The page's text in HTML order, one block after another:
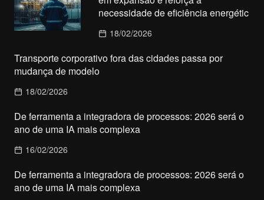
necessidade de eficiência energétic
18/02/2026
Transporte corporativo fora das cidades passa por
mudança de modelo
18/02/2026
De ferramenta a integradora de processos: 2026 será o
ano de uma IA mais complexa
16/02/2026
De ferramenta a integradora de processos: 2026 será o
ano de uma IA mais complexa